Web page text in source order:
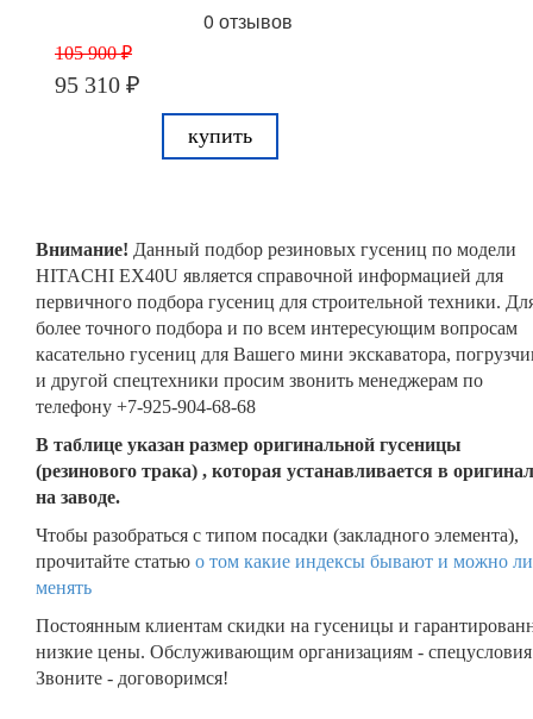
0 отзывов
105 900 ₽
95 310 ₽
купить
Внимание! Данный подбор резиновых гусениц по модели
HITACHI EX40U является справочной информацией для
первичного подбора гусениц для строительной техники.
более точного подбора и по всем интересующим вопросам
касательно гусениц для Вашего мини экскаватора,
и другой спецтехники просим звонить менеджерам по
телефону +7-925-904-68-68
В таблице указан размер оригинальной гусеницы
(резинового трака) , которая устанавливается в
на заводе.
Чтобы разобраться с типом посадки (закладного элемента),
прочитайте статью о том какие индексы бывают и можно
менять
Постоянным клиентам скидки на гусеницы и
низкие цены. Обслуживающим организациям -
Звоните - договоримся!